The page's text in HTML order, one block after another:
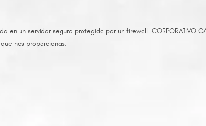
un servidor seguro protegida por un firewall. CORPORATIVO
nos proporcionas.